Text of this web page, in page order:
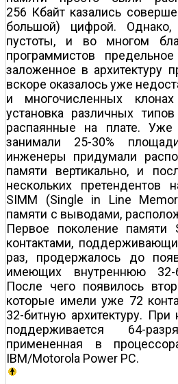
256 Кбайт казались
большой) цифрой.
пустоты, и во многом
программистов
заложенное в архитектуру
вскоре оказалось уже
и многочисленных клонах
установка различных
распаянные на плате. Уже
занимали 25-30%
инженеры придумали
памяти вертикально, и
нескольких претендентов
SIMM (Single in Line
памяти с выводами,
Первое поколение
контактами,
раз, продержалось до
имеющих внутреннюю 32-
После чего появилось
которые имели уже 72
32-битную архитектуру. При
поддерживается 64-
примененная в
IBM/Motorola Power PC.